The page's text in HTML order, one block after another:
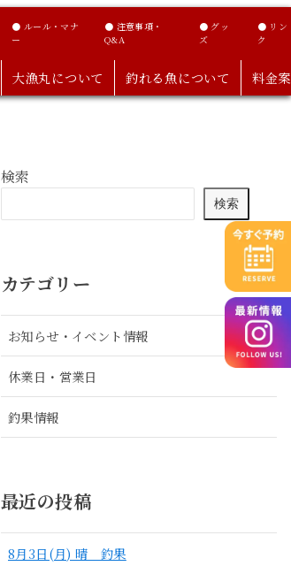
● ルール・マナ
ー
● 注意事項・
Q&A
● グッ
ズ
● リン
ク
大漁丸について 釣れる魚について 料金
検索
検索
カテゴリー
お知らせ・イベント情報
休業日・営業日
釣果情報
最近の投稿
8月3日(月) 晴 釣果